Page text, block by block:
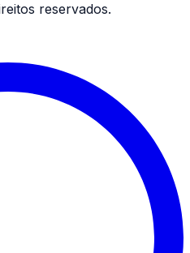
reservados.